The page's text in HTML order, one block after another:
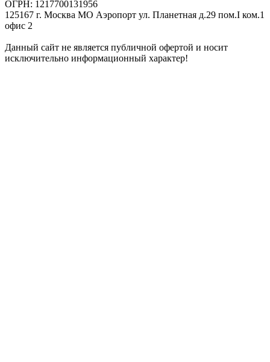
ОГРН: 1217700131956
125167 г. Москва МО Аэропорт ул. Планетная д.29 пом.I ком.1
офис 2
Данный сайт не является публичной офертой и носит
исключительно информационный характер!